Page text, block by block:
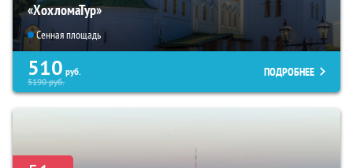
«ХохломаТур»
Сенная площадь
510 руб.
5190руб.
ПОДРОБНЕЕ